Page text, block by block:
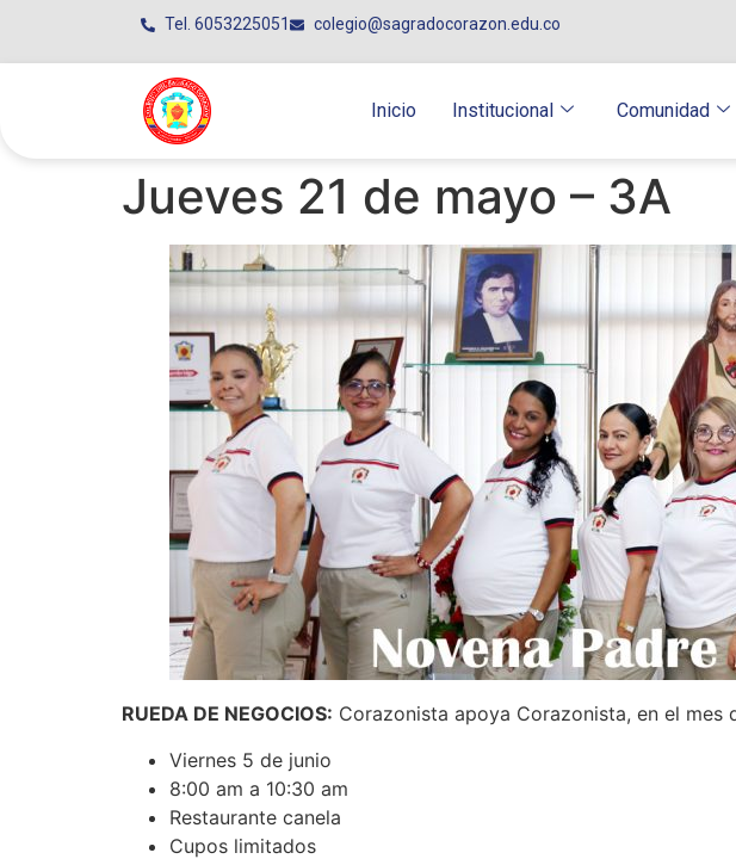
Tel. 6053225051 colegio@sagradocorazon.edu.co
Inicio Institucional Comunidad
Jueves 21 de mayo – 3A
RUEDA DE NEGOCIOS: Corazonista apoya Corazonista, en el mes
Viernes 5 de junio
8:00 am a 10:30 am
Restaurante canela
Cupos limitados